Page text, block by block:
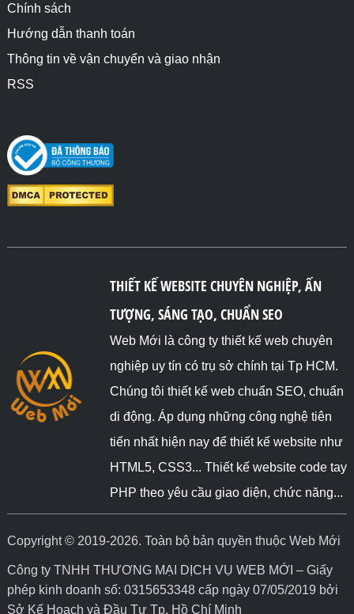
Chính sách
Hướng dẫn thanh toán
Thông tin về vận chuyển và giao nhận
RSS
THIẾT KẾ WEBSITE CHUYÊN NGHIỆP, ẤN
TƯỢNG, SÁNG TẠO, CHUẨN SEO
Web Mới là công ty thiết kế web chuyên
nghiệp uy tín có trụ sở chính tại Tp HCM.
Chúng tôi thiết kế web chuẩn SEO, chuẩn
di động. Áp dụng những công nghệ tiên
tiến nhất hiện nay để thiết kế website như
HTML5, CSS3... Thiết kế website code tay
PHP theo yêu cầu giao diện, chức năng...
Copyright © 2019-2026. Toàn bộ bản quyền thuộc Web Mới
Công ty TNHH THƯƠNG MẠI DỊCH VỤ WEB MỚI – Giấy
phép kinh doanh số: 0315653348 cấp ngày 07/05/2019 bởi
Sở Kế Hoạch và Đầu Tư Tp. Hồ Chí Minh